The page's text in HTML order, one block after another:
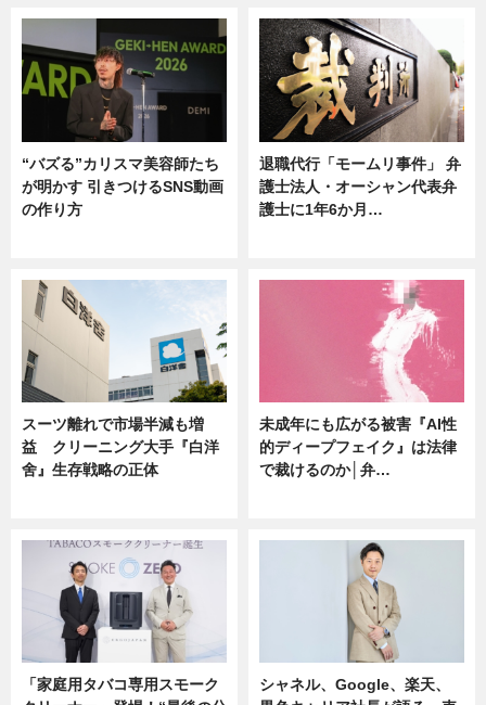
“バズる”カリスマ美容師たち
が明かす 引きつけるSNS動画
の作り方
退職代行「モームリ事件」 弁
護士法人・オーシャン代表弁
護士に1年6か月…
スーツ離れで市場半減も増
益 クリーニング大手『白洋
舍』生存戦略の正体
未成年にも広がる被害『AI性
的ディープフェイク』は法律
で裁けるのか│弁…
「家庭用タバコ専用スモーク
シャネル、Google、楽天、